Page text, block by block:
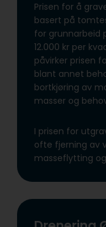
Prisen for å
basert på
for grunnarbeid
12.000 kr per
påvirker prisen
blant annet
bortkjøring av
masser og
I prisen for
ofte fjerning av
masseflytting